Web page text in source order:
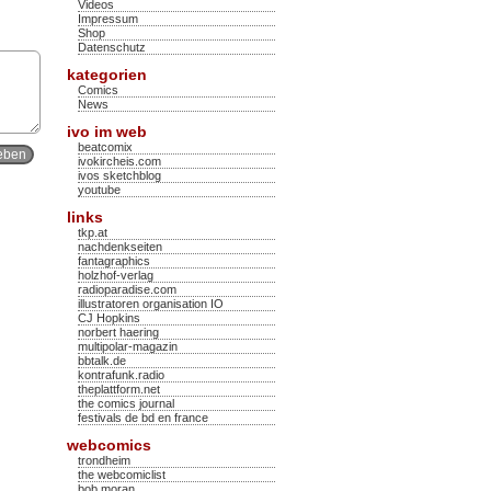
Videos
Impressum
Shop
Datenschutz
kategorien
Comics
News
ivo im web
beatcomix
ivokircheis.com
ivos sketchblog
youtube
links
tkp.at
nachdenkseiten
fantagraphics
holzhof-verlag
radioparadise.com
illustratoren organisation IO
CJ Hopkins
norbert haering
multipolar-magazin
bbtalk.de
kontrafunk.radio
theplattform.net
the comics journal
festivals de bd en france
webcomics
trondheim
the webcomiclist